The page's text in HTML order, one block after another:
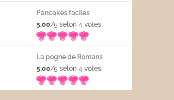
Pancakes faciles
5,00/5 selon 4 votes
La pogne de Romans
5,00/5 selon 4 votes